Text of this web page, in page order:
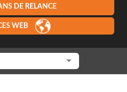
DE RELANCE
WEB